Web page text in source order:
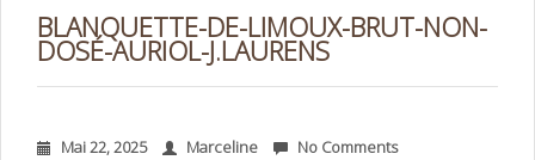
BLANQUETTE-DE-LIMOUX-BRUT-NON-
DOSÉ-AURIOL-J.LAURENS
Mai 22, 2025 Marceline No Comments